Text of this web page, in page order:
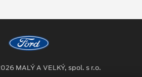
MALÝ A VELKÝ, spol. s r.o.